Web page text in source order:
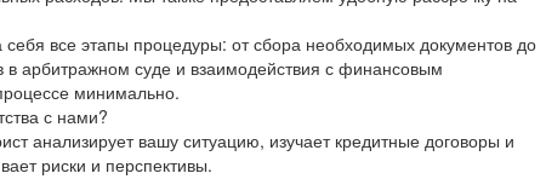
все этапы процедуры: от сбора необходимых документов до
в арбитражном суде и взаимодействия с финансовым
минимально.
с нами?
анализирует вашу ситуацию, изучает кредитные договоры и
риски и перспективы.